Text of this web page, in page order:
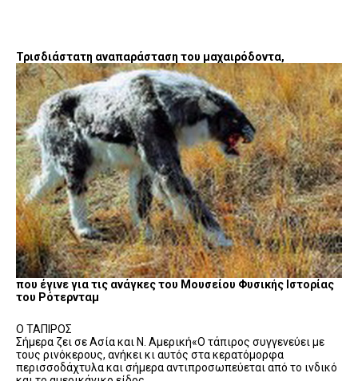
Τρισδιάστατη αναπαράσταση του μαχαιρόδοντα,
που έγινε για τις ανάγκες του Μουσείου Φυσικής Ιστορίας
του Ρότερνταμ
Ο ΤΑΠΙΡΟΣ
Σήμερα ζει σε Ασία και Ν. Αμερική«Ο τάπιρος συγγενεύει με
τους ρινόκερους, ανήκει κι αυτός στα κερατόμορφα
περισσοδάχτυλα και σήμερα αντιπροσωπεύεται από το ινδικό